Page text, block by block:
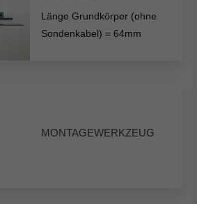
Länge Grundkörper (ohne
Sondenkabel) = 64mm
MONTAGEWERKZEUG